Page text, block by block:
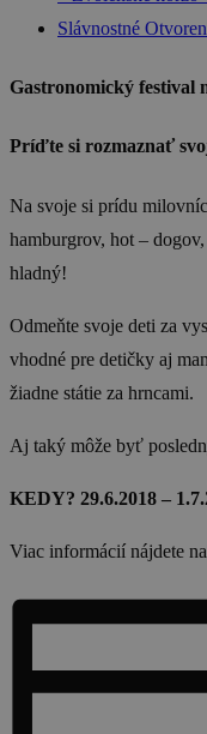
Slávnostné
Gastronomický festival
Príďte si rozmaznať
Na svoje si prídu
hamburgrov, hot –
hladný!
Odmeňte svoje deti za
vhodné pre detičky aj
žiadne státie za hrncami.
Aj taký môže byť
KEDY? 29.6.2018 –
Viac informácií nájdete na